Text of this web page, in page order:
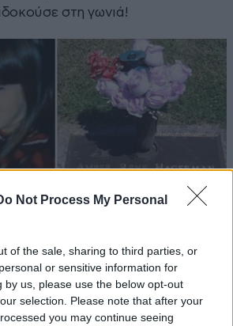
Not Process My Personal
of the sale, sharing to third parties, or
or sensitive information for
by us, please use the below opt-out
selection. Please note that after your
you may continue seeing
στη γωνιά!
του Τέξας καλούσε ανοιχτά σε
κατά των δραστών
και οι ίδιοι οι γονείς της
όμιλο προβληματισμού με